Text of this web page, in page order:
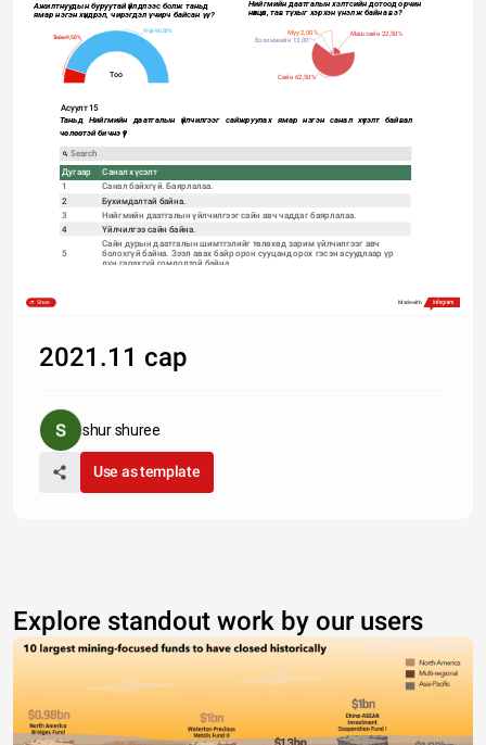
Нийгмийн даатгалын хэлтсийн дотоод орчин
нөхцөл, тав тухыг хэрхэн үнэлж байна вэ?
Ажилтнуудын буруутай үйлдлээс болж таньд
ямар нэгэн хүндрэл, чирэгдэл учирч байсан уу?
Маш сайн 22,50%
Сайн 62,50%
Боломжийн 13,00%
Муу 2,00%
Тоо
Тийм 9,50%
Үгүй 90,50%
Асуулт 15
Таньд Нийгмийн даатгалын үйлчилгээг сайжруулах ямар нэгэн санал хүсэлт байвал
чөлөөтэй бичнэ үү?
Дугаар
Санал хүсэлт
1
2
3
4
5
Сайн дурын даатгалын шимтгэлийг төлөхөд зарим үйлчилгээг авч
болохгүй байна. Зээл авах байр орон сууцанд орох гэсэн асуудлаар үр
11
12
Лавлах утас руу залгаж холбогдож асуух гээд 5-10 удаа залгахад утсаа
15
16
Share Made with
2021.11 сар
shur shuree
Use as template
Explore standout work by our users